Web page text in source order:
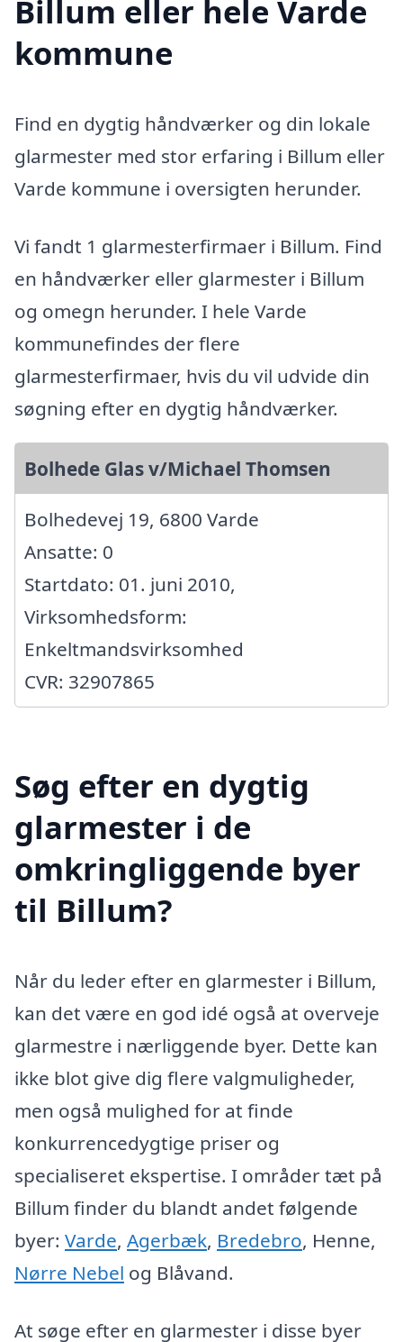
Billum eller hele Varde
kommune
Find en dygtig håndværker og din lokale
glarmester med stor erfaring i Billum eller
Varde kommune i oversigten herunder.
Vi fandt 1 glarmesterfirmaer i Billum. Find
en håndværker eller glarmester i Billum
og omegn herunder. I hele Varde
kommunefindes der flere
glarmesterfirmaer, hvis du vil udvide din
søgning efter en dygtig håndværker.
Bolhede Glas v/Michael Thomsen
Bolhedevej 19, 6800 Varde
Ansatte: 0
Startdato: 01. juni 2010,
Virksomhedsform:
Enkeltmandsvirksomhed
CVR: 32907865
Søg efter en dygtig
glarmester i de
omkringliggende byer
til Billum?
Når du leder efter en glarmester i Billum,
kan det være en god idé også at overveje
glarmestre i nærliggende byer. Dette kan
ikke blot give dig flere valgmuligheder,
men også mulighed for at finde
konkurrencedygtige priser og
specialiseret ekspertise. I områder tæt på
Billum finder du blandt andet følgende
byer: Varde, Agerbæk, Bredebro, Henne,
Nørre Nebel og Blåvand.
At søge efter en glarmester i disse byer